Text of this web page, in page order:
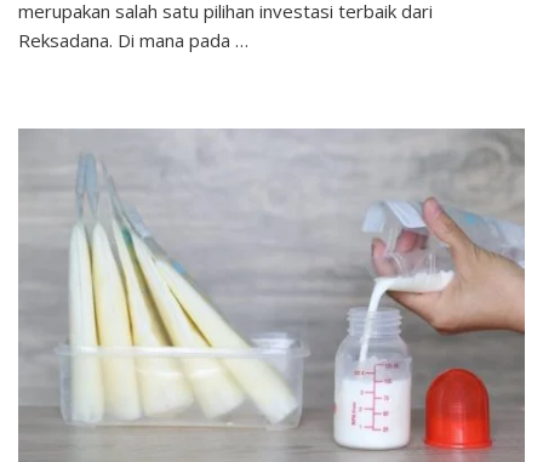
merupakan salah satu pilihan investasi terbaik dari
Reksadana. Di mana pada …